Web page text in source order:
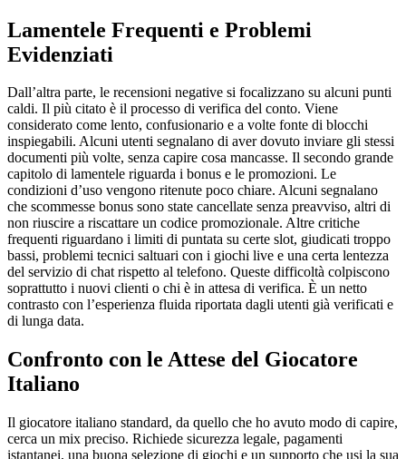
Lamentele Frequenti e Problemi
Evidenziati
Dall’altra parte, le recensioni negative si focalizzano su alcuni punti
caldi. Il più citato è il processo di verifica del conto. Viene
considerato come lento, confusionario e a volte fonte di blocchi
inspiegabili. Alcuni utenti segnalano di aver dovuto inviare gli stessi
documenti più volte, senza capire cosa mancasse. Il secondo grande
capitolo di lamentele riguarda i bonus e le promozioni. Le
condizioni d’uso vengono ritenute poco chiare. Alcuni segnalano
che scommesse bonus sono state cancellate senza preavviso, altri di
non riuscire a riscattare un codice promozionale. Altre critiche
frequenti riguardano i limiti di puntata su certe slot, giudicati troppo
bassi, problemi tecnici saltuari con i giochi live e una certa lentezza
del servizio di chat rispetto al telefono. Queste difficoltà colpiscono
soprattutto i nuovi clienti o chi è in attesa di verifica. È un netto
contrasto con l’esperienza fluida riportata dagli utenti già verificati e
di lunga data.
Confronto con le Attese del Giocatore
Italiano
Il giocatore italiano standard, da quello che ho avuto modo di capire,
cerca un mix preciso. Richiede sicurezza legale, pagamenti
istantanei, una buona selezione di giochi e un supporto che usi la sua